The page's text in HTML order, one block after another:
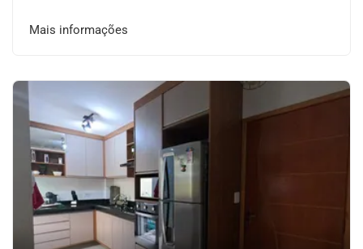
Mais informações